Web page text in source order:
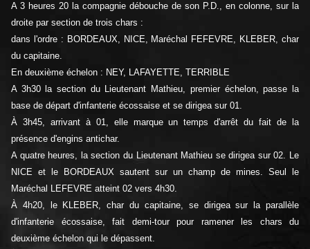
A 3 heures 20 la compagnie débouche de son P.D., en colonne, sur la
droite par section de trois chars :
dans l'ordre : BORDEAUX, NICE, Maréchal FEFEVRE, KLEBER, char
du capitaine.
En deuxième échelon : NEY, LAFAYETTE, TERRIBLE
A 3h30 la section du Lieutenant Mathieu, premier échelon, passe la
base de départ d'infanterie écossaise et se dirigea sur 01.
À 3h45, arrivant à 01, elle marque un temps d'arrêt du fait de la
présence d'engins antichar.
A quatre heures, la section du Lieutenant Mathieu se dirigea sur 02. Le
NICE et le BORDEAUX sautent sur un champ de mines. Seul le
Maréchal LEFEVRE atteint 02 vers 4h30.
À 4h20, le KLEBER, char du capitaine, se dirigea sur la parallèle
d'infanterie écossaise, fait demi-tour pour ramener les chars du
deuxième échelon qui le dépassent.